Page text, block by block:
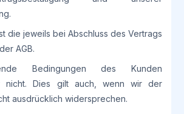
die jeweils bei Abschluss des Vertrags
AGB.
Bedingungen des Kunden
nicht. Dies gilt auch, wenn wir der
ausdrücklich widersprechen.